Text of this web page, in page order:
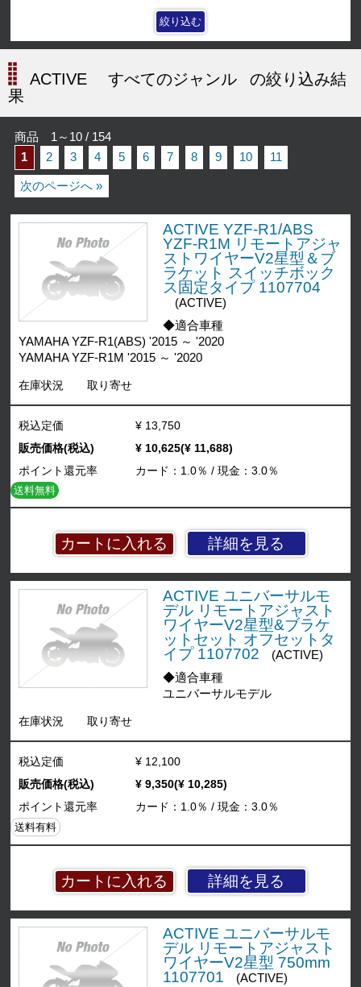
ACTIVE すべてのジャンル
の絞り込み結
果
商品 1～10 / 154
1
2 3 4 5 6 7 8 9 10 11
次のページへ »
ACTIVE YZF-R1/ABS
YZF-R1M リモートアジャ
ストワイヤーV2星型＆ブ
ラケット スイッチボック
ス固定タイプ 1107704
(ACTIVE)
◆適合車種
YAMAHA YZF-R1(ABS) '2015 ～ '2020
YAMAHA YZF-R1M '2015 ～ '2020
在庫状況 取り寄せ
詳細を見る
税込定価
¥ 13,750
販売価格(税込)
¥ 10,625(¥ 11,688)
ポイント還元率
カード：1.0％ / 現金：3.0％
送料無料
ACTIVE ユニバーサルモ
デル リモートアジャスト
ワイヤーV2星型&ブラケ
ットセット オフセットタ
イプ 1107702
(ACTIVE)
◆適合車種
ユニバーサルモデル
在庫状況 取り寄せ
詳細を見る
税込定価
¥ 12,100
販売価格(税込)
¥ 9,350(¥ 10,285)
ポイント還元率
カード：1.0％ / 現金：3.0％
送料有料
ACTIVE ユニバーサルモ
デル リモートアジャスト
ワイヤーV2星型 750mm
1107701
(ACTIVE)